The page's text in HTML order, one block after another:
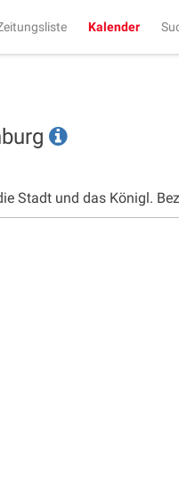
Kalender
Stadt und das Königl.